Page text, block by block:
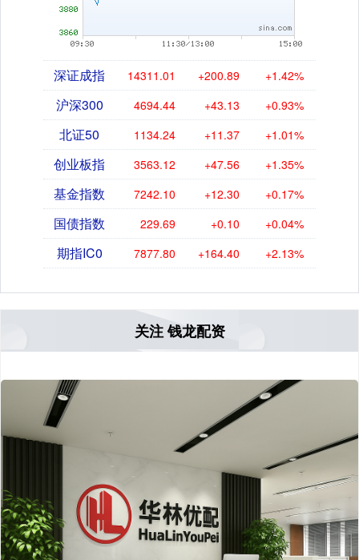
深证成指 14311.01 +200.89 +1.42%
沪深300 4694.44 +43.13 +0.93%
北证50 1134.24 +11.37 +1.01%
创业板指 3563.12 +47.56 +1.35%
基金指数 7242.10 +12.30 +0.17%
国债指数 229.69 +0.10 +0.04%
期指IC0 7877.80 +164.40 +2.13%
关注 钱龙配资